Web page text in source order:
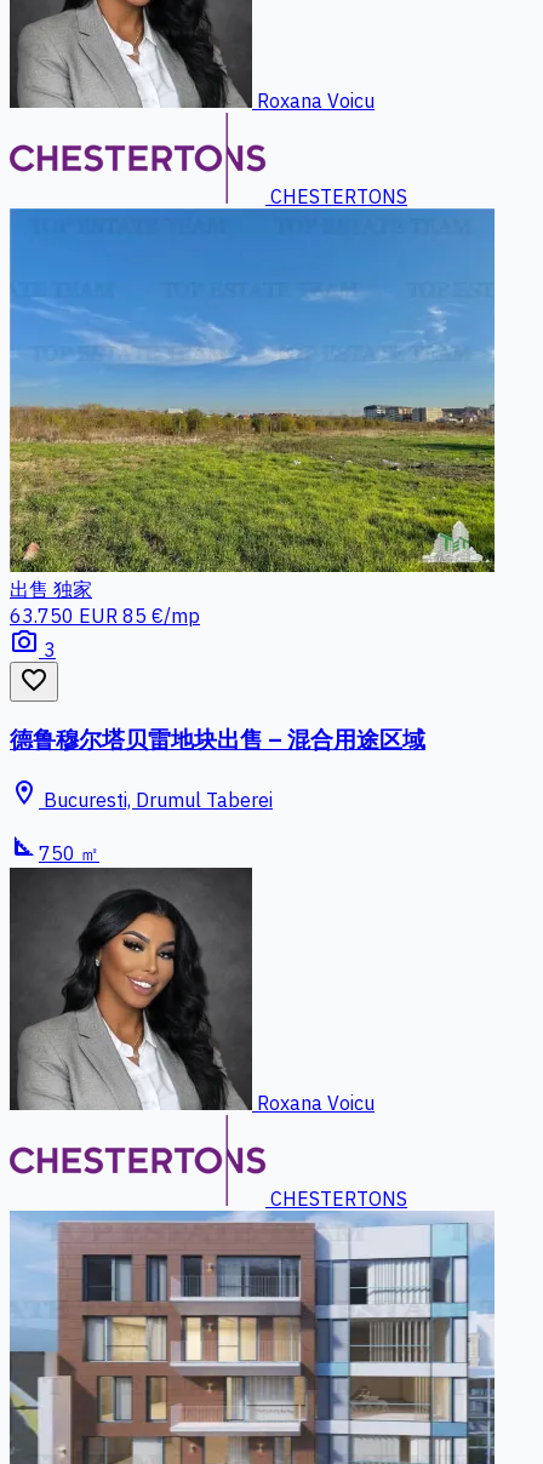
Roxana Voicu
CHESTERTONS
出售 独家
63.750 EUR 85 €/mp
photo_camera 3
favorite_border
德鲁穆尔塔贝雷地块出售 – 混合用途区域
location_on Bucuresti, Drumul Taberei
square_foot 750 ㎡
Roxana Voicu
CHESTERTONS